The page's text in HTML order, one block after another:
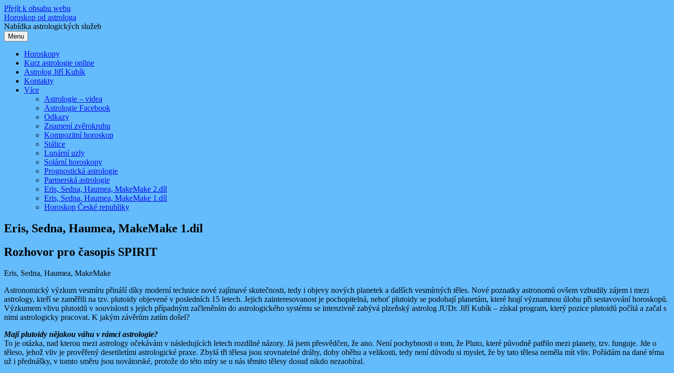
Přejít k obsahu webu
Horoskop od astrologa
Nabídka astrologických služeb
Menu
Horoskopy
Kurz astrologie online
Astrolog Jiří Kubík
Kontakty
Více
Astrologie – videa
Astrologie Facebook
Odkazy
Znamení zvěrokruhu
Kompozitní horoskop
Stálice
Lunární uzly
Solární horoskopy
Prognostická astrologie
Partnerská astrologie
Eris, Sedna, Haumea, MakeMake 2.díl
Eris, Sedna, Haumea, MakeMake 1.díl
Horoskop České republiky
Eris, Sedna, Haumea, MakeMake 1.díl
Rozhovor pro časopis SPIRIT
Eris, Sedna, Haumea, MakeMake
Astronomický výzkum vesmíru přináší díky moderní technice nové zajímavé skutečnosti, tedy i objevy nových planetek a dalších vesmírných těles. Nové poznatky astronomů ovšem vzbudily zájem i mezi
astrology, kteří se zaměřili na tzv. plutoidy objevené v posledních 15 letech. Jejich zainteresovanost je pochopitelná, neboť plutoidy se podobají planetám, které hrají významnou úlohu při sestavování horoskopů.
Výzkumem vlivu plutoidů v souvislosti s jejich případným začleněním do astrologického systému se intenzivně zabývá plzeňský astrolog JUDr. Jiří Kubík – získal program, který pozice plutoidů počítá a začal s
nimi astrologicky pracovat. K jakým závěrům zatím došel?
Mají plutoidy nějakou váhu v rámci astrologie?
To je otázka, nad kterou mezi astrology očekávám v následujících letech rozdílné názory. Já jsem přesvědčen, že ano. Není pochybnosti o tom, že Pluto, které původně patřilo mezi planety, tzv. funguje. Jde o
těleso, jehož vliv je prověřený desetiletími astrologické praxe. Zbylá tři tělesa jsou srovnatelné dráhy, doby oběhu a velikosti, tedy není důvodu si myslet, že by tato tělesa neměla mít vliv. Pořádám na dané téma
už i přednášky, v tomto směru jsou novátorské, protože do této míry se u nás těmito tělesy dosud nikdo nezaobíral.